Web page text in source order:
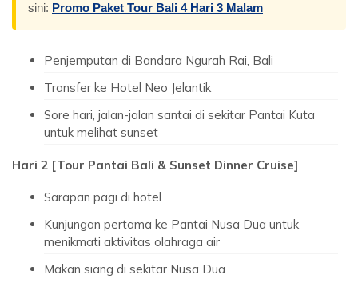
sini: Promo Paket Tour Bali 4 Hari 3 Malam
Penjemputan di Bandara Ngurah Rai, Bali
Transfer ke Hotel Neo Jelantik
Sore hari, jalan-jalan santai di sekitar Pantai Kuta
untuk melihat sunset
Hari 2 [Tour Pantai Bali & Sunset Dinner Cruise]
Sarapan pagi di hotel
Kunjungan pertama ke Pantai Nusa Dua untuk
menikmati aktivitas olahraga air
Makan siang di sekitar Nusa Dua